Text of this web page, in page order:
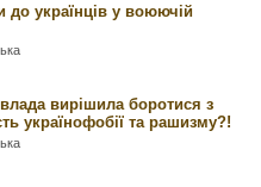
українців у воюючій
вирішила боротися з
українофобії та рашизму?!